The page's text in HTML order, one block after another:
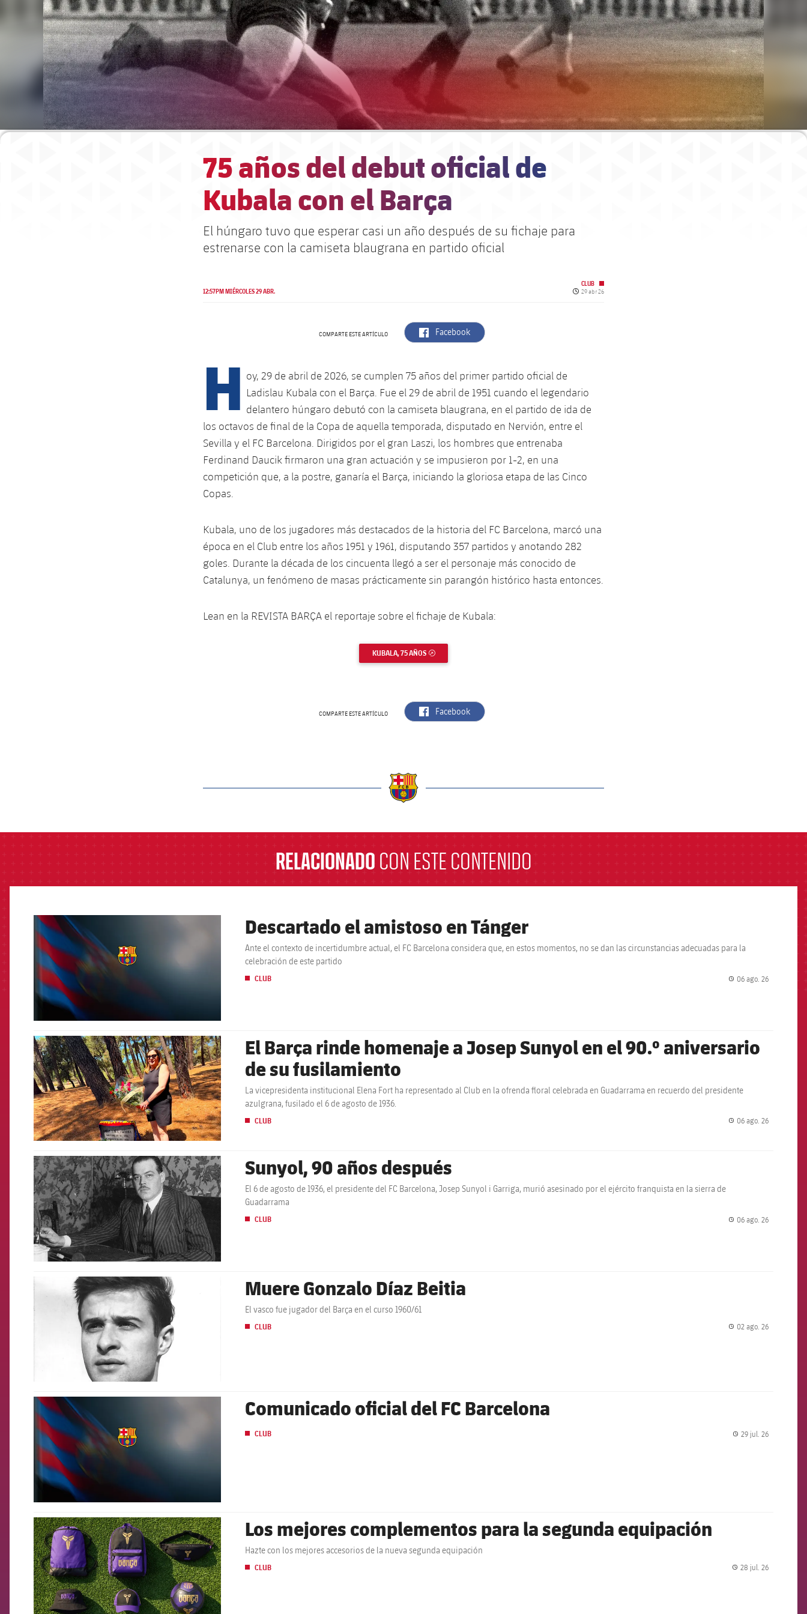
75 años del debut oficial de
Kubala con el Barça
El húngaro tuvo que esperar casi un año después de su fichaje para
estrenarse con la camiseta blaugrana en partido oficial
12:57PM MIÉRCOLES 29 ABR.
CLUB
Fecha de publicación
29 abr 26
COMPARTE ESTE ARTÍCULO label.aria.facebook
Facebook
H oy, 29 de abril de 2026, se cumplen 75 años del primer partido oficial de
Ladislau Kubala con el Barça. Fue el 29 de abril de 1951 cuando el legendario
delantero húngaro debutó con la camiseta blaugrana, en el partido de ida de
los octavos de final de la Copa de aquella temporada, disputado en Nervión, entre el
Sevilla y el FC Barcelona. Dirigidos por el gran Laszi, los hombres que entrenaba
Ferdinand Daucik firmaron una gran actuación y se impusieron por 1-2, en una
competición que, a la postre, ganaría el Barça, iniciando la gloriosa etapa de las Cinco
Copas.
Kubala, uno de los jugadores más destacados de la historia del FC Barcelona, marcó una
época en el Club entre los años 1951 y 1961, disputando 357 partidos y anotando 282
goles. Durante la década de los cincuenta llegó a ser el personaje más conocido de
Catalunya, un fenómeno de masas prácticamente sin parangón histórico hasta entonces.
Lean en la REVISTA BARÇA el reportaje sobre el fichaje de Kubala:
KUBALA, 75 AÑOS ENLACE EXTERNO
COMPARTE ESTE ARTÍCULO label.aria.facebook
Facebook
RELACIONADO CON ESTE CONTENIDO
FCB Barcelona badge Descartado el amistoso en Tánger
Ante el contexto de incertidumbre actual, el FC Barcelona considera que, en estos momentos, no se dan las circunstancias adecuadas para la
celebración de este partido
CLUB 06 ago. 26
FCB Barcelona badge
El Barça rinde homenaje a Josep Sunyol en el 90.º aniversario
de su fusilamiento
La vicepresidenta institucional Elena Fort ha representado al Club en la ofrenda floral celebrada en Guadarrama en recuerdo del presidente
azulgrana, fusilado el 6 de agosto de 1936.
CLUB 06 ago. 26
FCB Barcelona badge Sunyol, 90 años después
El 6 de agosto de 1936, el presidente del FC Barcelona, Josep Sunyol i Garriga, murió asesinado por el ejército franquista en la sierra de
Guadarrama
CLUB 06 ago. 26
FCB Barcelona badge Muere Gonzalo Díaz Beitia
El vasco fue jugador del Barça en el curso 1960/61
CLUB 02 ago. 26
FCB Barcelona badge Comunicado oficial del FC Barcelona
CLUB 29 jul. 26
FCB Barcelona badge Los mejores complementos para la segunda equipación
Hazte con los mejores accesorios de la nueva segunda equipación
CLUB 28 jul. 26